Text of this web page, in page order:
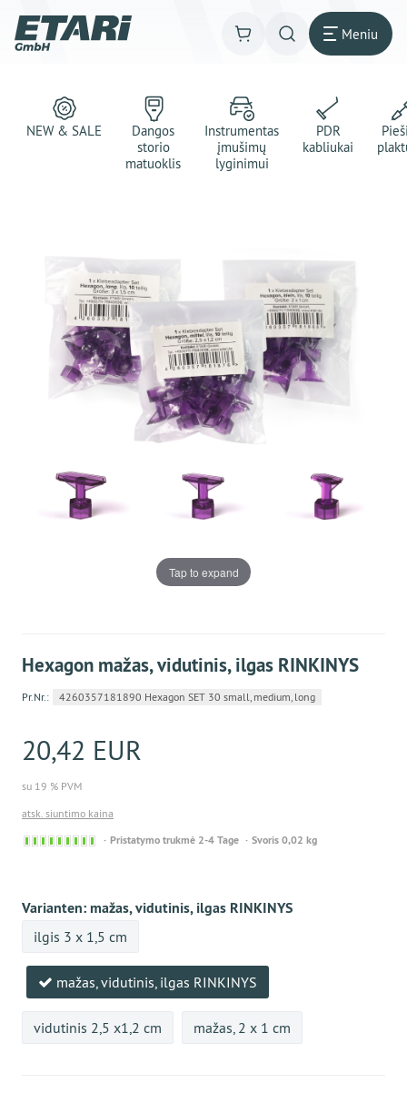
Meniu
NEW & SALE
Dangos
storio
matuoklis
Instrumentas
įmušimų
lyginimui
PDR
kabliukai
Tap to expand
Hexagon mažas, vidutinis, ilgas RINKINYS
Pr.Nr.: 4260357181890 Hexagon SET 30 small, medium, long
20,42 EUR
su 19 % PVM
atsk. siuntimo kaina
Sofort
Pristatymo trukmė 2-4 Tage Svoris 0,02 kg
Varianten: mažas, vidutinis, ilgas RINKINYS
ilgis 3 x 1,5 cm
mažas, vidutinis, ilgas RINKINYS
vidutinis 2,5 x1,2 cm mažas, 2 x 1 cm